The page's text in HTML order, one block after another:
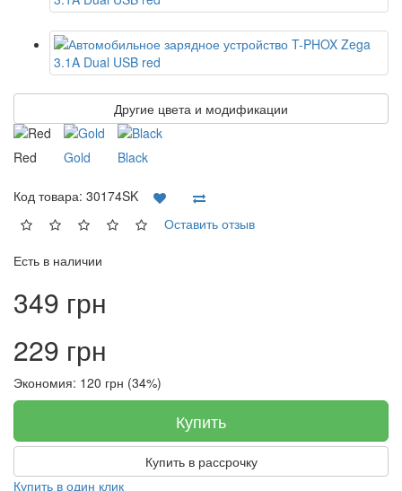
Другие цвета и модификации
Red Gold Black
Код товара: 30174SK
Оставить отзыв
Есть в наличии
349 грн
229 грн
Экономия: 120 грн (34%)
Купить
Купить в рассрочку
Купить в один клик